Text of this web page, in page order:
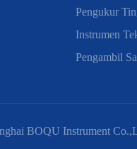
Pengukur
Instrumen
Pengambil
BOQU Instrument